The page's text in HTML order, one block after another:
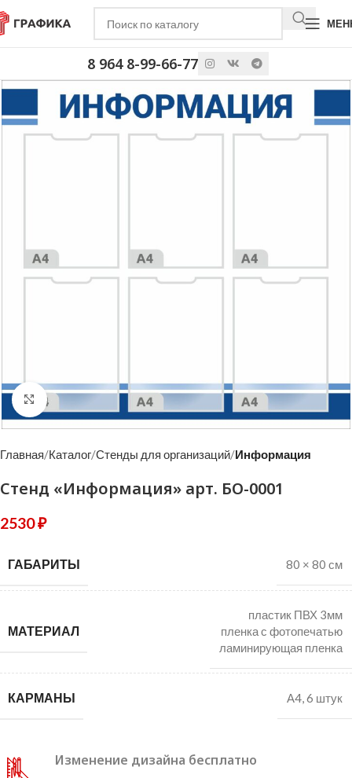
8 964 8-99-66-77
Click to enlarge
Главная Каталог Стенды для организаций Информация
Стенд «Информация» арт. БО-0001
2530₽
ГАБАРИТЫ 80 × 80 см
МАТЕРИАЛ
пластик ПВХ 3мм
пленка с фотопечатью
ламинирующая пленка
КАРМАНЫ А4, 6 штук
Изменение дизайна бесплатно